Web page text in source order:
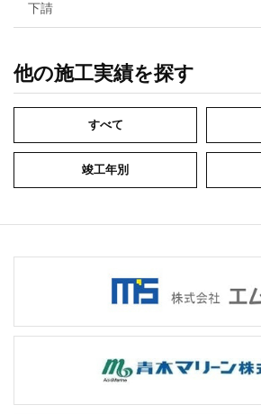
下請
他の施工実績を探す
すべて
竣工年別